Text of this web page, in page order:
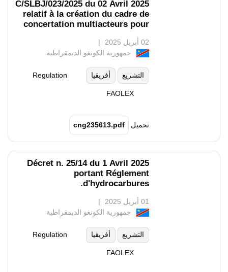
C/SLBJ/023/2025 du 02 Avril 2025
relatif à la création du cadre de
concertation multiacteurs pour
22/030 du 15 Juillet 2022 portant
protection et promotion des
pygmées.
02 أبريل 2025
جمهورية الكونغو الديمقراطية
التشريع أفريقيا Regulation
FAOLEX
تحميل cng235613.pdf
Décret n. 25/14 du 1 Avril 2025
portant Réglement
d'hydrocarbures.
01 أبريل 2025
جمهورية الكونغو الديمقراطية
التشريع أفريقيا Regulation
FAOLEX